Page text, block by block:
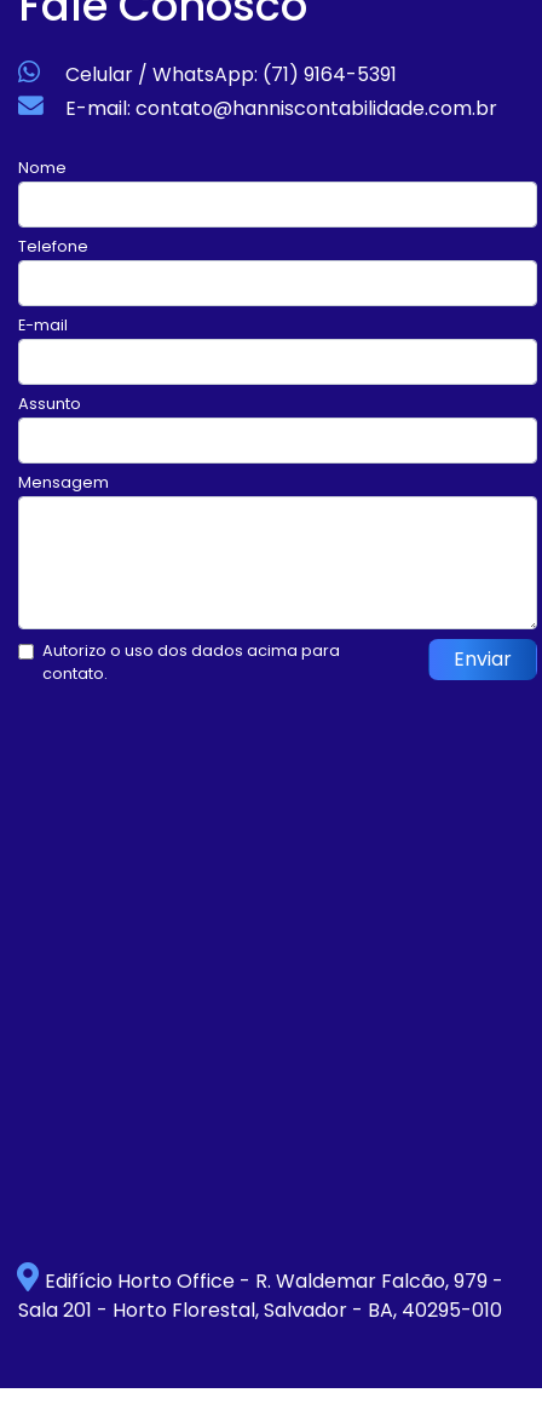
Celular / WhatsApp: (71) 9164-5391
E-mail: contato@hanniscontabilidade.com.br
Nome
Telefone
E-mail
Assunto
Mensagem
Autorizo o uso dos dados acima para
contato.
Enviar
Edifício Horto Office - R. Waldemar Falcão, 979 -
Sala 201 - Horto Florestal, Salvador - BA, 40295-010